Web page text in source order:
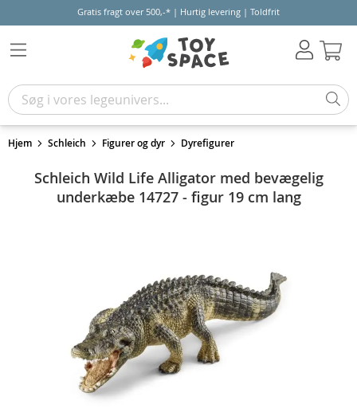
Gratis fragt over 500,-* | Hurtig levering | Toldfrit
Hjem Schleich Figurer og dyr Dyrefigurer
Schleich Wild Life Alligator med bevægelig
underkæbe 14727 - figur 19 cm lang